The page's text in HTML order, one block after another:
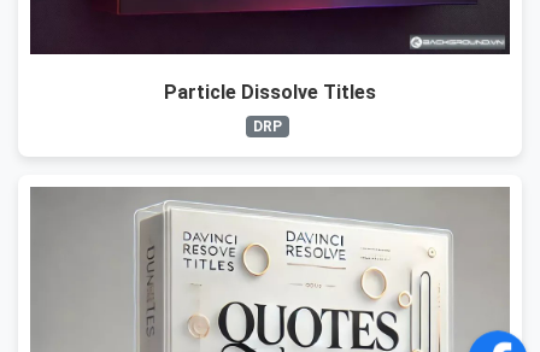
Particle Dissolve Titles
DRP